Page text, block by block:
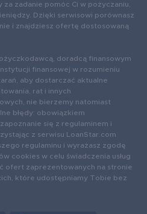
zadanie pomóc Ci w pożyczaniu,
Dzięki serwisowi porównasz
i znajdziesz ofertę dostosowaną
doradcą finansowym
finansowej w rozumieniu
aby dostarczać aktualne
rat i innych
nie bierzemy natomiast
błędy: obowiązkiem
się z regulaminem i
z serwisu LoanStar.com
regulaminu i wyrażasz zgodę
cookies w celu świadczenia usług
ofert zaprezentowanych na stronie
które udostępniamy Tobie bez